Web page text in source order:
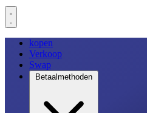
kopen
Verkoop
Swap
Betaalmethoden